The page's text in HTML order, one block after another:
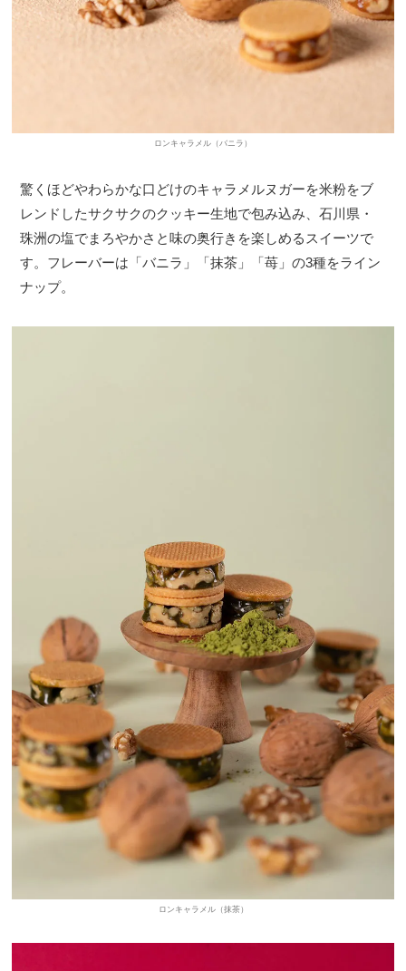
ロンキャラメル（バニラ）
驚くほどやわらかな口どけのキャラメルヌガーを米粉をブ
レンドしたサクサクのクッキー生地で包み込み、石川県・
珠洲の塩でまろやかさと味の奥行きを楽しめるスイーツで
す。フレーバーは「バニラ」「抹茶」「苺」の3種をライン
ナップ。
ロンキャラメル（抹茶）